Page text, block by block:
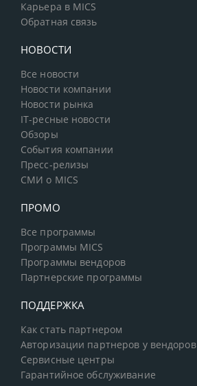
Карьера в MICS
Обратная связь
НОВОСТИ
Все новости
Новости компании
Новости рынка
IT-ресные новости
Обзоры
События компании
Пресс-релизы
СМИ о MICS
ПРОМО
Все программы
Программы MICS
Программы вендоров
Партнерские программы
ПОДДЕРЖКА
Как стать партнером
Авторизации партнеров у вендоров
Сервисные центры
Гарантийное обслуживание